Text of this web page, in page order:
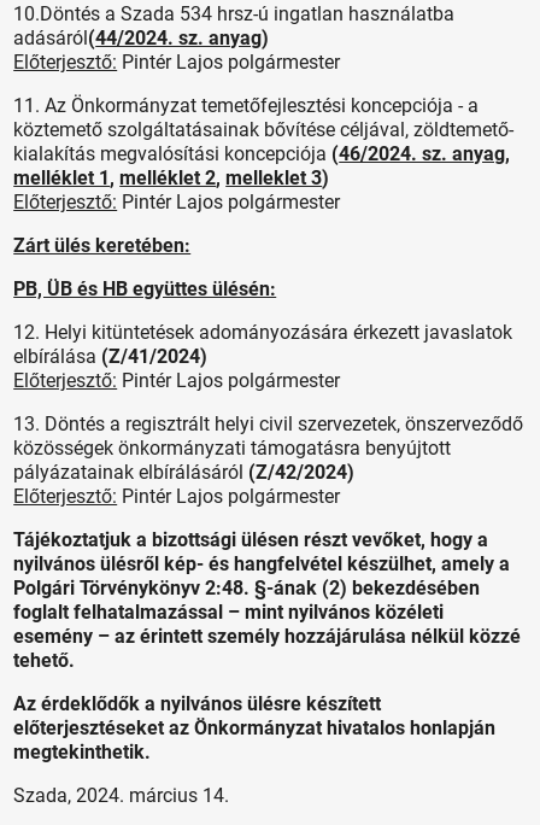
10.Döntés a Szada 534 hrsz-ú ingatlan használatba
adásáról(44/2024. sz. anyag)
Előterjesztő: Pintér Lajos polgármester
11. Az Önkormányzat temetőfejlesztési koncepciója - a
köztemető szolgáltatásainak bővítése céljával, zöldtemető-
kialakítás megvalósítási koncepciója (46/2024. sz. anyag,
melléklet 1,melléklet 2,melleklet 3)
Előterjesztő: Pintér Lajos polgármester
Zárt ülés keretében:
PB, ÜB és HB együttes ülésén:
12. Helyi kitüntetések adományozására érkezett javaslatok
elbírálása (Z/41/2024)
Előterjesztő: Pintér Lajos polgármester
13. Döntés a regisztrált helyi civil szervezetek, önszerveződő
közösségek önkormányzati támogatásra benyújtott
pályázatainak elbírálásáról (Z/42/2024)
Előterjesztő: Pintér Lajos polgármester
Tájékoztatjuk a bizottsági ülésen részt vevőket, hogy a
nyilvános ülésről kép- és hangfelvétel készülhet, amely a
Polgári Törvénykönyv 2:48. §-ának (2) bekezdésében
foglalt felhatalmazással – mint nyilvános közéleti
esemény – az érintett személy hozzájárulása nélkül közzé
tehető.
Az érdeklődők a nyilvános ülésre készített
előterjesztéseket az Önkormányzat hivatalos honlapján
megtekinthetik.
Szada, 2024. március 14.